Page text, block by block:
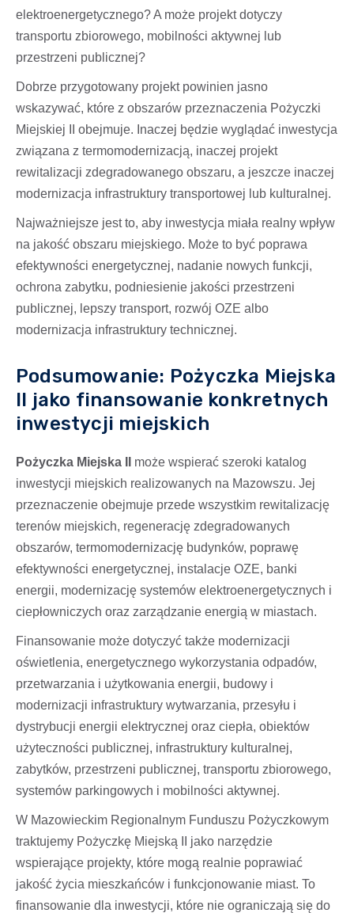
elektroenergetycznego? A może projekt dotyczy
transportu zbiorowego, mobilności aktywnej lub
przestrzeni publicznej?
Dobrze przygotowany projekt powinien jasno
wskazywać, które z obszarów przeznaczenia Pożyczki
Miejskiej II obejmuje. Inaczej będzie wyglądać inwestycja
związana z termomodernizacją, inaczej projekt
rewitalizacji zdegradowanego obszaru, a jeszcze inaczej
modernizacja infrastruktury transportowej lub kulturalnej.
Najważniejsze jest to, aby inwestycja miała realny wpływ
na jakość obszaru miejskiego. Może to być poprawa
efektywności energetycznej, nadanie nowych funkcji,
ochrona zabytku, podniesienie jakości przestrzeni
publicznej, lepszy transport, rozwój OZE albo
modernizacja infrastruktury technicznej.
Podsumowanie: Pożyczka Miejska
II jako finansowanie konkretnych
inwestycji miejskich
Pożyczka Miejska II
może wspierać szeroki katalog
inwestycji miejskich realizowanych na Mazowszu. Jej
przeznaczenie obejmuje przede wszystkim rewitalizację
terenów miejskich, regenerację zdegradowanych
obszarów, termomodernizację budynków, poprawę
efektywności energetycznej, instalacje OZE, banki
energii, modernizację systemów elektroenergetycznych i
ciepłowniczych oraz zarządzanie energią w miastach.
Finansowanie może dotyczyć także modernizacji
oświetlenia, energetycznego wykorzystania odpadów,
przetwarzania i użytkowania energii, budowy i
modernizacji infrastruktury wytwarzania, przesyłu i
dystrybucji energii elektrycznej oraz ciepła, obiektów
użyteczności publicznej, infrastruktury kulturalnej,
zabytków, przestrzeni publicznej, transportu zbiorowego,
systemów parkingowych i mobilności aktywnej.
W Mazowieckim Regionalnym Funduszu Pożyczkowym
traktujemy Pożyczkę Miejską II jako narzędzie
wspierające projekty, które mogą realnie poprawiać
jakość życia mieszkańców i funkcjonowanie miast. To
finansowanie dla inwestycji, które nie ograniczają się do